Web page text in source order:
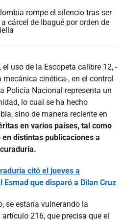
rompe el silencio tras ser
cárcel de Ibagué por orden de
uso de la Escopeta calibre 12, -
cinética-, en el control
Policía Nacional representa un
lo cual se ha hecho
sino de manera reciente en
en varios países, tal como
distintas publicaciones a
citó el jueves a
que disparó a Dilan Cruz
se estaría vulnerando la
216, que precisa que el